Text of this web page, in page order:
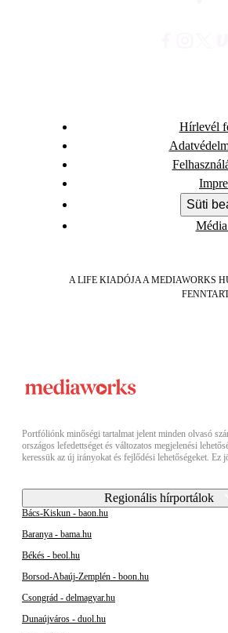
Hírlevél
Süti
A LIFE KIADÓJA A MEDIAWORKS
Portfóliónk minőségi tartalmat jelent minden olvasó
országos lefedettséget és változatos megjelenési
keressük az új irányokat és fejlődési lehetőségeket. Ez
Regionális hírportálok
Bács-Kiskun - baon.hu
Baranya - bama.hu
Békés - beol.hu
Borsod-Abaúj-Zemplén - boon.hu
Csongrád - delmagyar.hu
Dunaújváros - duol.hu